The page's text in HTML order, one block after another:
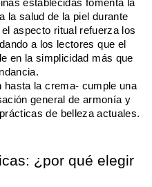
establecidas fomenta la
la salud de la piel durante
aspecto ritual refuerza los
a los lectores que el
en la simplicidad más que
hasta la crema- cumple una
general de armonía y
de belleza actuales.
¿por qué elegir